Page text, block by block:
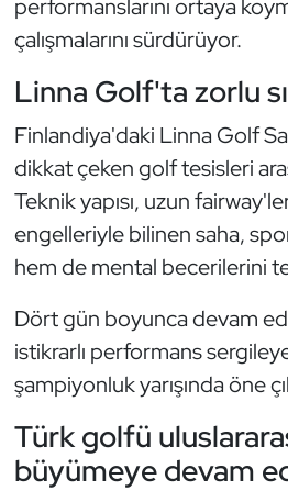
performanslarını ortaya
çalışmalarını sürdürüyor.
Linna Golf'ta zorlu
Finlandiya'daki Linna Golf
dikkat çeken golf tesisleri
Teknik yapısı, uzun
engelleriyle bilinen saha,
hem de mental becerilerini
Dört gün boyunca devam
istikrarlı performans
şampiyonluk yarışında öne
Türk golfü
büyümeye devam
Ragbi
Su Topu
Sualtı Sporları
Tekvando
Tenis
Triatlon
Voleybol